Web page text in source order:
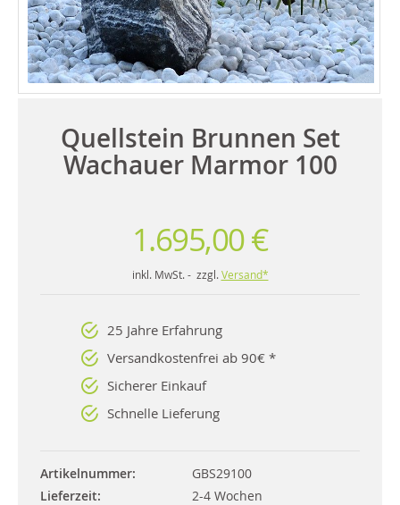
Quellstein Brunnen Set
Wachauer Marmor 100
1.695,00 €
inkl. MwSt. - zzgl. Versand*
25 Jahre Erfahrung
Versandkostenfrei ab 90€ *
Sicherer Einkauf
Schnelle Lieferung
Artikelnummer
GBS29100
Lieferzeit
2-4 Wochen